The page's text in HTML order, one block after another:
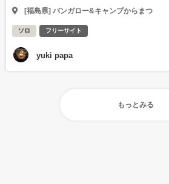
[福島県] バンガロー&キャンプからまつ
ソロ フリーサイト
yuki papa
もっとみる